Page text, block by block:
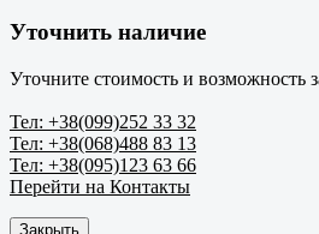
Уточнить наличие
Уточните стоимость и возможность
Тел: +38(099)252 33 32
Тел: +38(068)488 83 13
Тел: +38(095)123 63 66
Перейти на Контакты
Закрыть